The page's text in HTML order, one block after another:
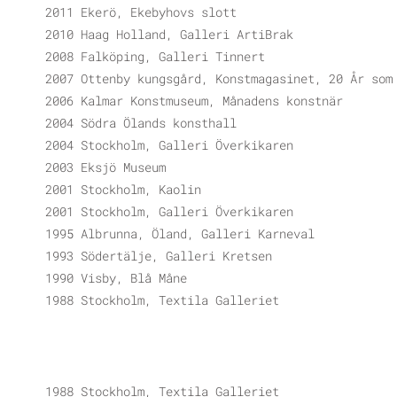
2011 Ekerö, Ekebyhovs slott
2010 Haag Holland, Galleri ArtiBrak
2008 Falköping, Galleri Tinnert
2007 Ottenby kungsgård, Konstmagasinet, 20 År
2006 Kalmar Konstmuseum, Månadens konstnär
2004 Södra Ölands konsthall
2004 Stockholm, Galleri Överkikaren
2003 Eksjö Museum
2001 Stockholm, Kaolin
2001 Stockholm, Galleri Överkikaren
1995 Albrunna, Öland, Galleri Karneval
1993 Södertälje, Galleri Kretsen
1990 Visby, Blå Måne
1988 Stockholm, Textila Galleriet
1988 Stockholm, Textila Galleriet